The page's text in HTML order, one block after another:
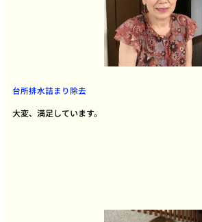
台所排水詰まり除去
大変、満足しています。